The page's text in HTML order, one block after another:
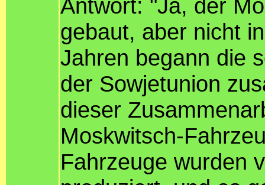
Antwort: "Ja, der
gebaut, aber nicht
Jahren begann die
der Sowjetunion
dieser
Moskwitsch-
Fahrzeuge wurden